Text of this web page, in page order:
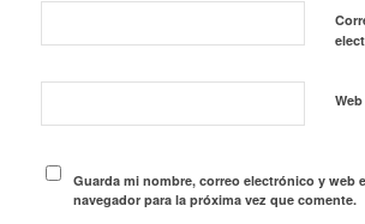
Web
Guarda mi nombre, correo electrónico y web
navegador para la próxima vez que comente.